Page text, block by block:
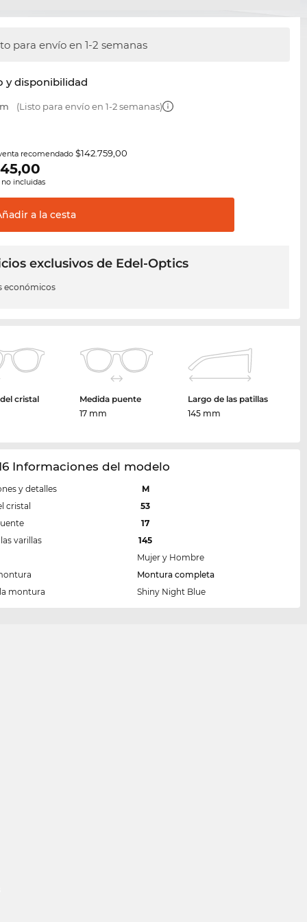
para envío en 1-2 semanas
y disponibilidad
(Listo para envío en 1-2 semanas)
recomendado$142.759,00
no incluidas
a la cesta
exclusivos de Edel-Optics
económicos
cristal
Medida puente
17 mm
Largo de las patillas
145 mm
Informaciones del modelo
y detalles
M
cristal
53
17
varillas
145
Mujer y Hombre
Montura completa
montura
Shiny Night Blue